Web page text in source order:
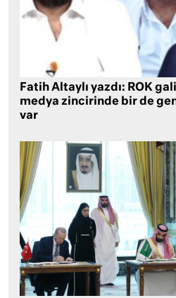
Fatih Altaylı yazdı: ROK
medya zincirinde bir de
var